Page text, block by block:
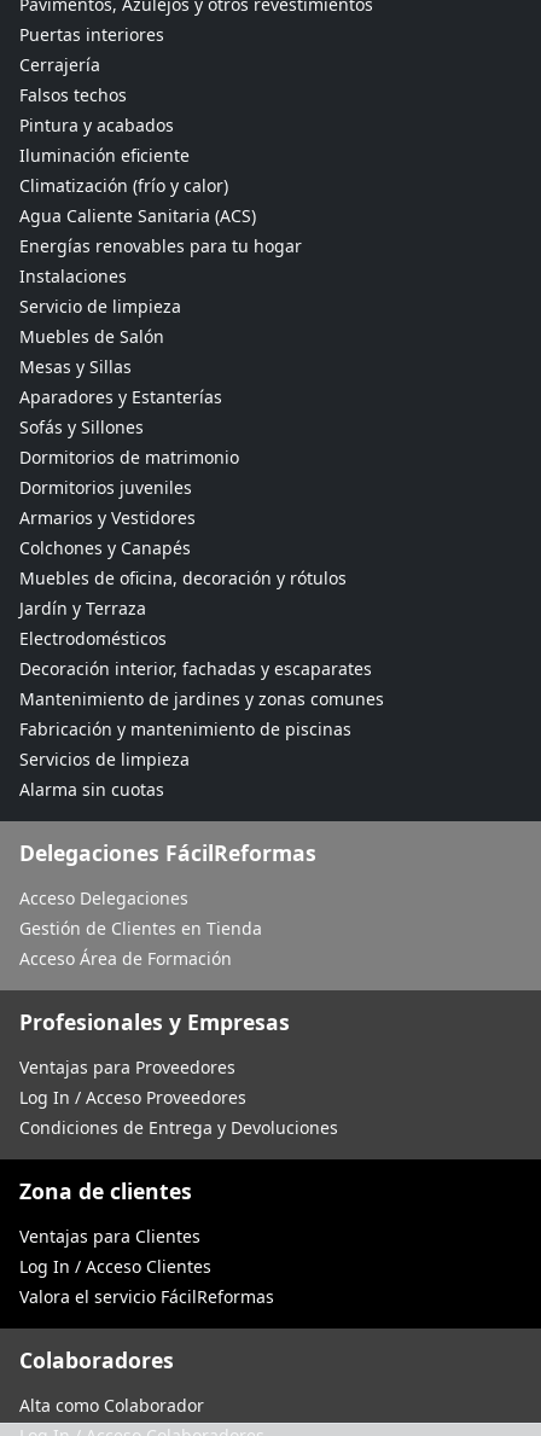
Puertas interiores
Cerrajería
Falsos techos
Pintura y acabados
Iluminación eficiente
Climatización (frío y calor)
Agua Caliente Sanitaria (ACS)
Energías renovables para tu hogar
Instalaciones
Servicio de limpieza
Muebles de Salón
Mesas y Sillas
Aparadores y Estanterías
Sofás y Sillones
Dormitorios de matrimonio
Dormitorios juveniles
Armarios y Vestidores
Colchones y Canapés
Muebles de oficina, decoración y rótulos
Jardín y Terraza
Electrodomésticos
Decoración interior, fachadas y escaparates
Mantenimiento de jardines y zonas comunes
Fabricación y mantenimiento de piscinas
Servicios de limpieza
Alarma sin cuotas
Delegaciones FácilReformas
Acceso Delegaciones
Gestión de Clientes en Tienda
Acceso Área de Formación
Profesionales y Empresas
Ventajas para Proveedores
Log In / Acceso Proveedores
Condiciones de Entrega y Devoluciones
Zona de clientes
Ventajas para Clientes
Log In / Acceso Clientes
Valora el servicio FácilReformas
Colaboradores
Alta como Colaborador